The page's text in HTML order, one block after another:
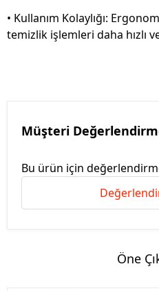
• Kullanım Kolaylığı:
temizlik işlemleri daha hızlı
Müşteri
Bu ürün için
Öne